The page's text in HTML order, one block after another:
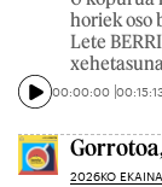
horiek oso
Lete
00:00:00
2026KO